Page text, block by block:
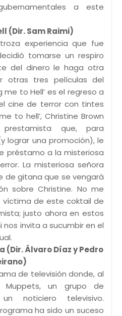
a este
(Dir. Sam Raimi)
experiencia que fue
tomarse un respiro
del dinero le haga otra
otras tres películas del
me to Hell’ es el regreso a
cine de terror con tintes
to hell’, Christine Brown
que, para
lograr una promoción), le
préstamo a la misteriosa
La misteriosa señora
de gitana que se vengará
sobre Christine. No me
de este coktail de
justo ahora en estos
nos invita a sucumbir en el
(Dir. Álvaro Díaz y Pedro
de televisión donde, al
un grupo de
noticiero televisivo.
ha sido un suceso